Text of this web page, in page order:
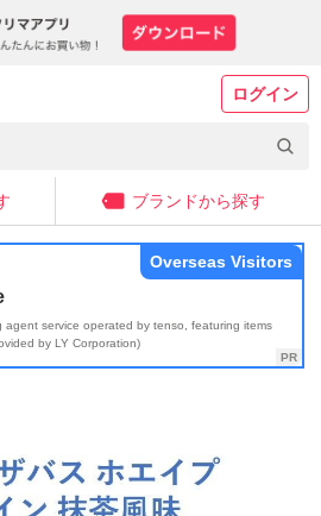
ログイン
ブランドから探す
agent service operated by tenso, featuring items
by LY Corporation)
Overseas Visitors